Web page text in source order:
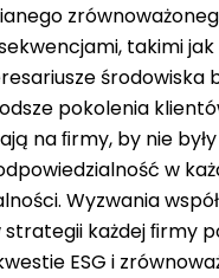
takimi
środowiska
pokolenia
na ﬁrmy, by nie
w
Wyzwania
strategii każdej ﬁrmy
ESG i